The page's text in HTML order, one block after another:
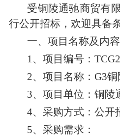
受铜陵通驰商贸有限
行公开招标，欢迎具备
一、项目名称及内容
1、项目编号：
2、项目名称：G3铜
3、项目单位：铜陵
4、采购方式：公开
5、采购需求：